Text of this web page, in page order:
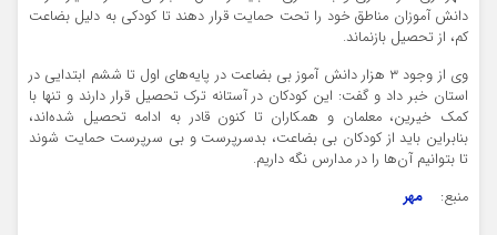
دانش آموزان مناطق خود را تحت حمایت قرار دهند تا کودکی به دلیل بضاعت
کم، از تحصیل بازنماند.
وی از وجود ۳ هزار دانش آموز بی بضاعت در پایه‌های اول تا ششم ابتدایی در
استان خبر داد و گفت: این کودکان در آستانه ترک تحصیل قرار دارند و تنها با
کمک خیرین، معلمان و همکاران تا کنون قادر به ادامه تحصیل شده‌اند،
بنابراین باید از کودکان بی بضاعت، بدسرپرست و بی سرپرست حمایت شوند
تا بتوانیم آن‌ها را در مدارس نگه داریم.
منبع:
مهر